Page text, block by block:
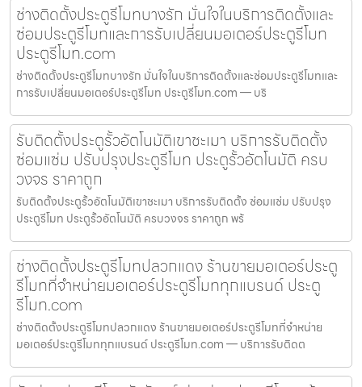
ช่างติดตั้งประตูรีโมทบางรัก มั่นใจในบริการติดตั้งและ
ซ่อมประตูรีโมทและการรับเปลี่ยนมอเตอร์ประตูรีโมท
ประตูรีโมท.com
ช่างติดตั้งประตูรีโมทบางรัก มั่นใจในบริการติดตั้งและซ่อมประตูรีโมทและ
การรับเปลี่ยนมอเตอร์ประตูรีโมท ประตูรีโมท.com — บริ
รับติดตั้งประตูรั้วอัตโนมัติเขาชะเมา บริการรับติดตั้ง
ซ่อมแซ่ม ปรับปรุงประตูรีโมท ประตูรั้วอัตโนมัติ ครบ
วงจร ราคาถูก
รับติดตั้งประตูรั้วอัตโนมัติเขาชะเมา บริการรับติดตั้ง ซ่อมแซ่ม ปรับปรุง
ประตูรีโมท ประตูรั้วอัตโนมัติ ครบวงจร ราคาถูก พร้
ช่างติดตั้งประตูรีโมทปลวกแดง ร้านขายมอเตอร์ประตู
รีโมทที่จำหน่ายมอเตอร์ประตูรีโมททุกแบรนด์ ประตู
รีโมท.com
ช่างติดตั้งประตูรีโมทปลวกแดง ร้านขายมอเตอร์ประตูรีโมทที่จำหน่าย
มอเตอร์ประตูรีโมททุกแบรนด์ ประตูรีโมท.com — บริการรับติดต